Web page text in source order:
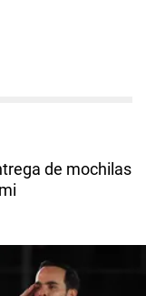
de mochilas